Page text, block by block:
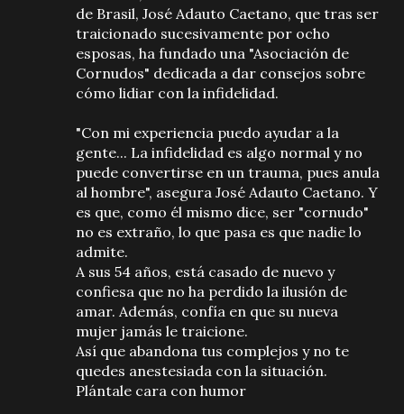
de Brasil, José Adauto Caetano, que tras ser
traicionado sucesivamente por ocho
esposas, ha fundado una "Asociación de
Cornudos" dedicada a dar consejos sobre
cómo lidiar con la infidelidad.
"Con mi experiencia puedo ayudar a la
gente... La infidelidad es algo normal y no
puede convertirse en un trauma, pues anula
al hombre", asegura José Adauto Caetano. Y
es que, como él mismo dice, ser "cornudo"
no es extraño, lo que pasa es que nadie lo
admite.
A sus 54 años, está casado de nuevo y
confiesa que no ha perdido la ilusión de
amar. Además, confía en que su nueva
mujer jamás le traicione.
Así que abandona tus complejos y no te
quedes anestesiada con la situación.
Plántale cara con humor